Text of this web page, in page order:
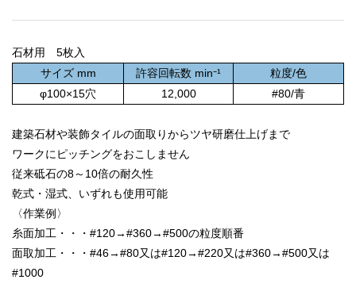
石材用 5枚入
サイズ mm
許容回転数 min⁻¹
粒度/色
φ100×15穴
12,000 #80/青
建築石材や装飾タイルの面取りからツヤ研磨仕上げまで
ワークにピッチングをおこしません
従来砥石の8～10倍の耐久性
乾式・湿式、いずれも使用可能
〈作業例〉
糸面加工・・・#120→#360→#500の粒度順番
面取加工・・・#46→#80又は#120→#220又は#360→#500又は
#1000